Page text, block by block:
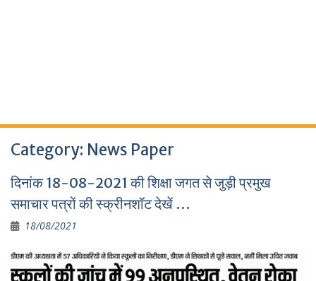
Category: News Paper
दिनांक 18-08-2021 की शिक्षा जगत से जुड़ी प्रमुख
समाचार पत्रों की स्क्रीनशॉट देखें …
18/08/2021